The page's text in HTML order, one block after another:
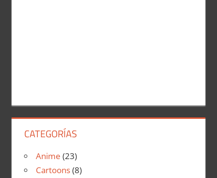
CATEGORÍAS
Anime (23)
Cartoons(8)